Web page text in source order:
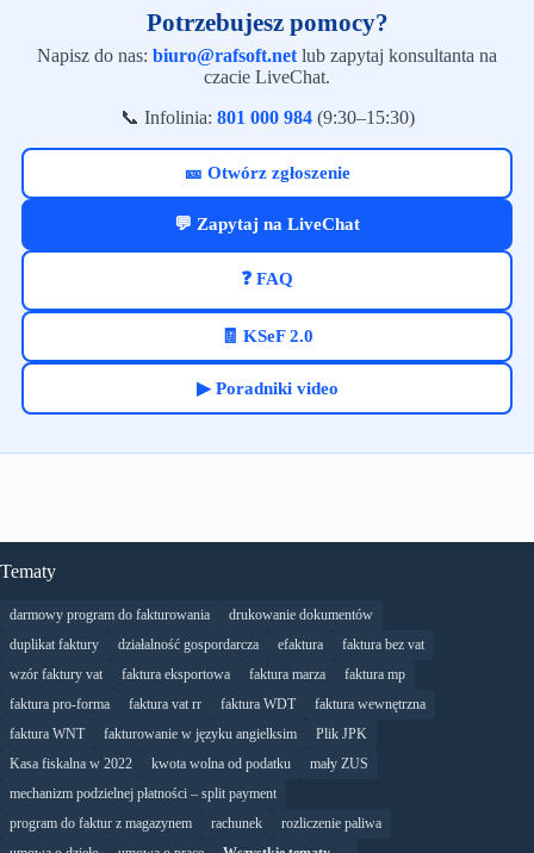
Potrzebujesz pomocy?
Napisz do nas: biuro@rafsoft.net lub zapytaj konsultanta na
czacie LiveChat.
📞 Infolinia: 801 000 984(9:30–15:30)
🎫 Otwórz zgłoszenie
💬 Zapytaj na LiveChat
❓ FAQ
🧾 KSeF 2.0
▶ Poradniki video
Tematy
darmowy program do fakturowania
drukowanie dokumentów
duplikat faktury
działalność gospordarcza efaktura
faktura bez vat
wzór faktury vat
faktura eksportowa faktura marza
faktura mp
faktura pro-forma
faktura vat rr faktura WDT
faktura wewnętrzna
faktura WNT
fakturowanie w języku angielksim
Plik JPK
Kasa fiskalna w 2022
kwota wolna od podatku
mały ZUS
mechanizm podzielnej płatności – split payment
program do faktur z magazynem
rachunek
rozliczenie paliwa